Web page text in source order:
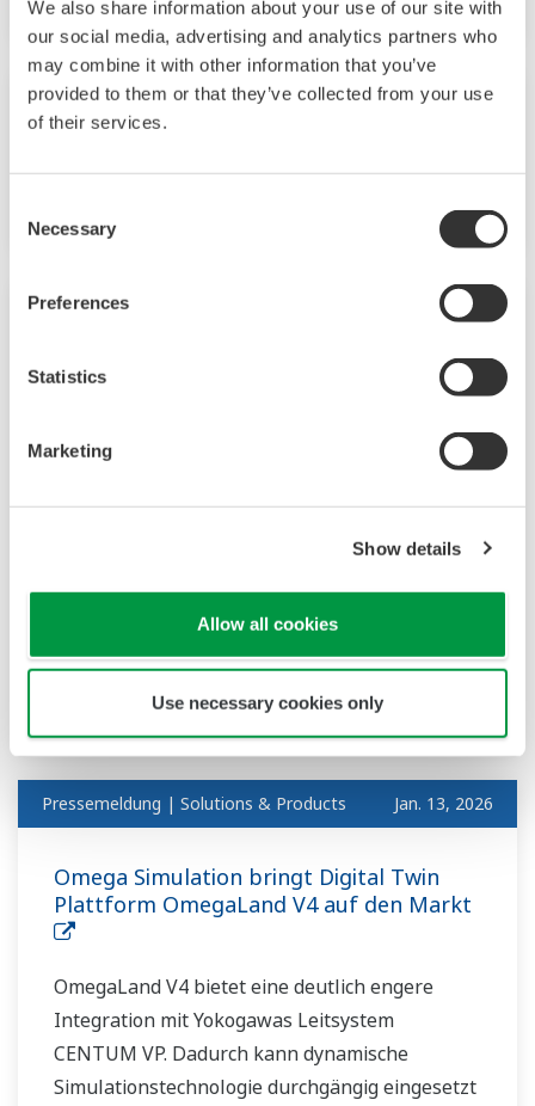
We also share information about your use of our site with
our social media, advertising and analytics partners who
may combine it with other information that you’ve
provided to them or that they’ve collected from your use
of their services.
Selection
Necessary
Preferences
Statistics
Marketing
Show details
Allow all cookies
Use necessary cookies only
Pressemeldung | Corporate Feb. 2, 2026
Partnerschaft für SMRs: Yokogawa und
Pressemeldung | Corporate Jan. 26, 2026
Yokogawa baut Beteiligung an
Semantum aus und stärkt Digital-Twin-
Beteiligung wird Semantum ein assoziiertes
Unternehmen der Yokogawa-Gruppe. Das
finnische Unternehmen Semantum Oy
entwickelt digitale Lösungen für die
industrieller Anlagen sowie für die
Engineering-Automatisierung.
Pressemeldung | Solutions & Products Jan. 13, 2026
Omega Simulation bringt Digital Twin
Plattform OmegaLand V4 auf den Markt
OmegaLand V4 bietet eine deutlich engere
Integration mit Yokogawas Leitsystem
CENTUM VP. Dadurch kann dynamische
Simulationstechnologie durchgängig eingesetzt